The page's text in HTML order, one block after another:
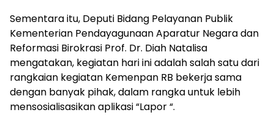
Sementara itu, Deputi Bidang Pelayanan Publik
Kementerian Pendayagunaan Aparatur Negara dan
Reformasi Birokrasi Prof. Dr. Diah Natalisa
mengatakan, kegiatan hari ini adalah salah satu dari
rangkaian kegiatan Kemenpan RB bekerja sama
dengan banyak pihak, dalam rangka untuk lebih
mensosialisasikan aplikasi “Lapor “.